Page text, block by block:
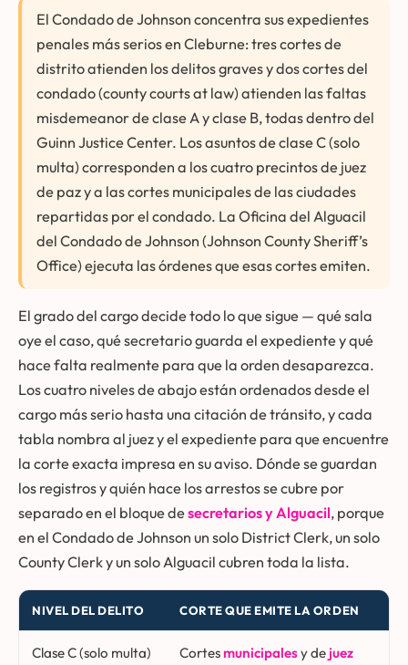
El Condado de Johnson concentra sus expedientes
penales más serios en Cleburne: tres cortes de
distrito atienden los delitos graves y dos cortes del
condado (county courts at law) atienden las faltas
misdemeanor de clase A y clase B, todas dentro del
Guinn Justice Center. Los asuntos de clase C (solo
multa) corresponden a los cuatro precintos de juez
de paz y a las cortes municipales de las ciudades
repartidas por el condado. La Oficina del Alguacil
del Condado de Johnson (Johnson County Sheriff’s
Office) ejecuta las órdenes que esas cortes emiten.
El grado del cargo decide todo lo que sigue — qué sala
oye el caso, qué secretario guarda el expediente y qué
hace falta realmente para que la orden desaparezca.
Los cuatro niveles de abajo están ordenados desde el
cargo más serio hasta una citación de tránsito, y cada
tabla nombra al juez y el expediente para que encuentre
la corte exacta impresa en su aviso. Dónde se guardan
los registros y quién hace los arrestos se cubre por
separado en el bloque desecretarios y Alguacil, porque
en el Condado de Johnson un solo District Clerk, un solo
County Clerk y un solo Alguacil cubren toda la lista.
NIVEL DEL DELITO CORTE QUE EMITE LA ORDEN
Clase C (solo multa)
Cortesmunicipalesy de juez